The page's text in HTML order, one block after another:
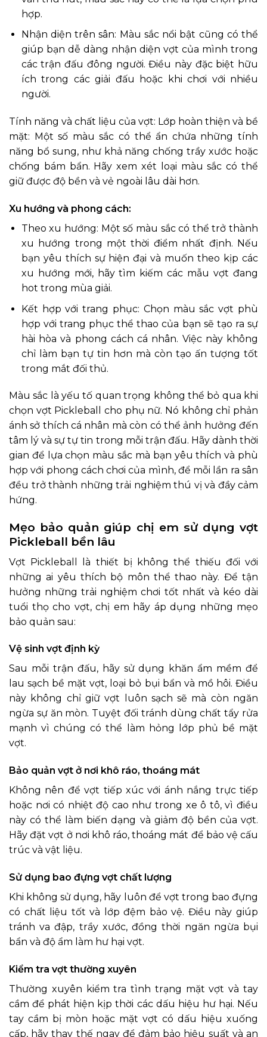
hợp.
Nhận diện trên sân: Màu sắc nổi bật cũng có thể
giúp bạn dễ dàng nhận diện vợt của mình trong
các trận đấu đông người. Điều này đặc biệt hữu
ích trong các giải đấu hoặc khi chơi với nhiều
người.
Tính năng và chất liệu của vợt: Lớp hoàn thiện và bề
mặt: Một số màu sắc có thể ẩn chứa những tính
năng bổ sung, như khả năng chống trầy xước hoặc
chống bám bẩn. Hãy xem xét loại màu sắc có thể
giữ được độ bền và vẻ ngoài lâu dài hơn.
Xu hướng và phong cách:
Theo xu hướng: Một số màu sắc có thể trở thành
xu hướng trong một thời điểm nhất định. Nếu
bạn yêu thích sự hiện đại và muốn theo kịp các
xu hướng mới, hãy tìm kiếm các mẫu vợt đang
hot trong mùa giải.
Kết hợp với trang phục: Chọn màu sắc vợt phù
hợp với trang phục thể thao của bạn sẽ tạo ra sự
hài hòa và phong cách cá nhân. Việc này không
chỉ làm bạn tự tin hơn mà còn tạo ấn tượng tốt
trong mắt đối thủ.
Màu sắc là yếu tố quan trọng không thể bỏ qua khi
chọn vợt Pickleball cho phụ nữ. Nó không chỉ phản
ánh sở thích cá nhân mà còn có thể ảnh hưởng đến
tâm lý và sự tự tin trong mỗi trận đấu. Hãy dành thời
gian để lựa chọn màu sắc mà bạn yêu thích và phù
hợp với phong cách chơi của mình, để mỗi lần ra sân
đều trở thành những trải nghiệm thú vị và đầy cảm
hứng.
Mẹo bảo quản giúp chị em sử dụng vợt
Pickleball bền lâu
Vợt Pickleball là thiết bị không thể thiếu đối với
những ai yêu thích bộ môn thể thao này. Để tận
hưởng những trải nghiệm chơi tốt nhất và kéo dài
tuổi thọ cho vợt, chị em hãy áp dụng những mẹo
bảo quản sau:
Vệ sinh vợt định kỳ
Sau mỗi trận đấu, hãy sử dụng khăn ẩm mềm để
lau sạch bề mặt vợt, loại bỏ bụi bẩn và mồ hôi. Điều
này không chỉ giữ vợt luôn sạch sẽ mà còn ngăn
ngừa sự ăn mòn. Tuyệt đối tránh dùng chất tẩy rửa
mạnh vì chúng có thể làm hỏng lớp phủ bề mặt
vợt.
Bảo quản vợt ở nơi khô ráo, thoáng mát
Không nên để vợt tiếp xúc với ánh nắng trực tiếp
hoặc nơi có nhiệt độ cao như trong xe ô tô, vì điều
này có thể làm biến dạng và giảm độ bền của vợt.
Hãy đặt vợt ở nơi khô ráo, thoáng mát để bảo vệ cấu
trúc và vật liệu.
Sử dụng bao đựng vợt chất lượng
Khi không sử dụng, hãy luôn để vợt trong bao đựng
có chất liệu tốt và lớp đệm bảo vệ. Điều này giúp
tránh va đập, trầy xước, đồng thời ngăn ngừa bụi
bẩn và độ ẩm làm hư hại vợt.
Kiểm tra vợt thường xuyên
Thường xuyên kiểm tra tình trạng mặt vợt và tay
cầm để phát hiện kịp thời các dấu hiệu hư hại. Nếu
tay cầm bị mòn hoặc mặt vợt có dấu hiệu xuống
cấp, hãy thay thế ngay để đảm bảo hiệu suất và an